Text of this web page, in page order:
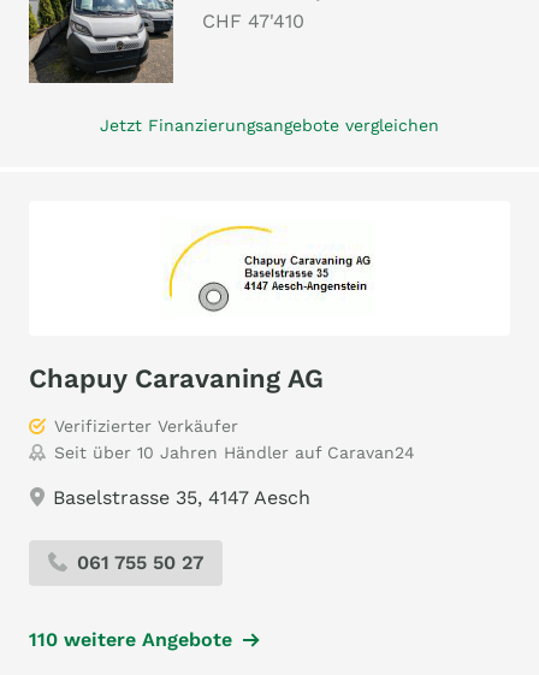
CHF 47'410
Jetzt Finanzierungsangebote vergleichen
Chapuy Caravaning AG
Verifizierter Verkäufer
Seit über 10 Jahren Händler auf Caravan24
Baselstrasse 35, 4147 Aesch
061 755 50 27
110 weitere Angebote